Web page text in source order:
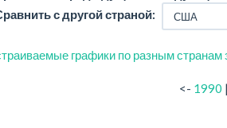
с другой страной:
графики по разным
<- 1990